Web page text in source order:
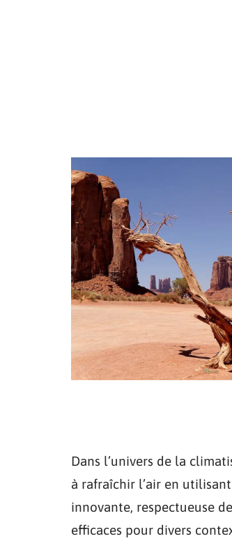
Dans l’univers de la
à rafraîchir l’air en
innovante, respectueuse
efficaces pour divers